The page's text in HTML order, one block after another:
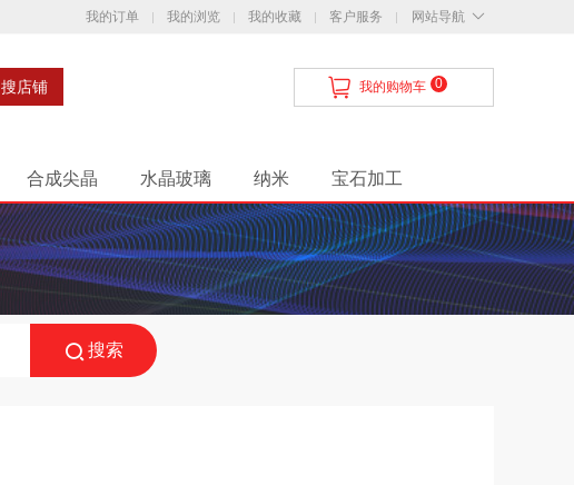
我的订单 我的浏览 我的收藏 客户服务 网站导航
搜店铺 我的购物车 0
合成尖晶 水晶玻璃 纳米 宝石加工
新手须知 配送与支付 服务保证 联系我们
搜索